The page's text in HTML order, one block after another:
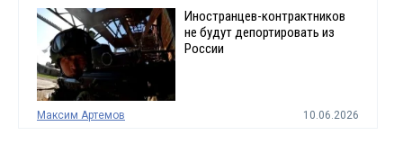
Иностранцев-контрактников
не будут депортировать из
России
Максим Артемов 10.06.2026